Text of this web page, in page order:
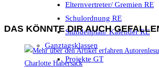
Elternvertreter/ Gremien RE
Schulordnung RE
Stundenplan/ Kalender RE
Ganztagsklassen
Projekte GT
DAS KÖNNTE DIR AUCH